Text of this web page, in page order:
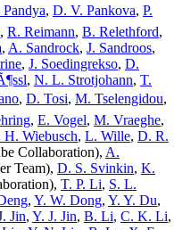
, D. V. Pankova, P.
, R. Reimann, B. Relethford,
, A. Sandrock, J. Sandroos,
, J. Soedingrekso, D.
, N. L. Strotjohann, T.
, D. Tosi, M. Tselengidou,
, E. Vogel, M. Vraeghe,
H. Wiebusch, L. Wille, D. R.
Collaboration), A.
Team), D. S. Svinkin, K.
T. P. Li, S. L.
, Y. W. Dong, Y. Y. Du,
Jin, Y. J. Jin, B. Li, C. K. Li,